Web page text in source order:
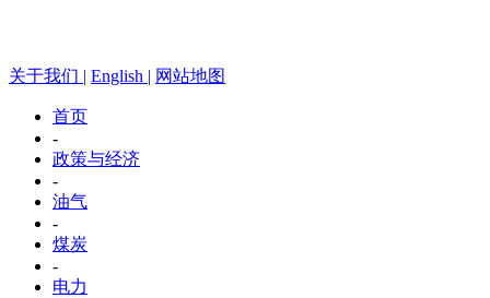
关于我们 | English | 网站地图
首页
-
政策与经济
-
油气
-
煤炭
-
电力